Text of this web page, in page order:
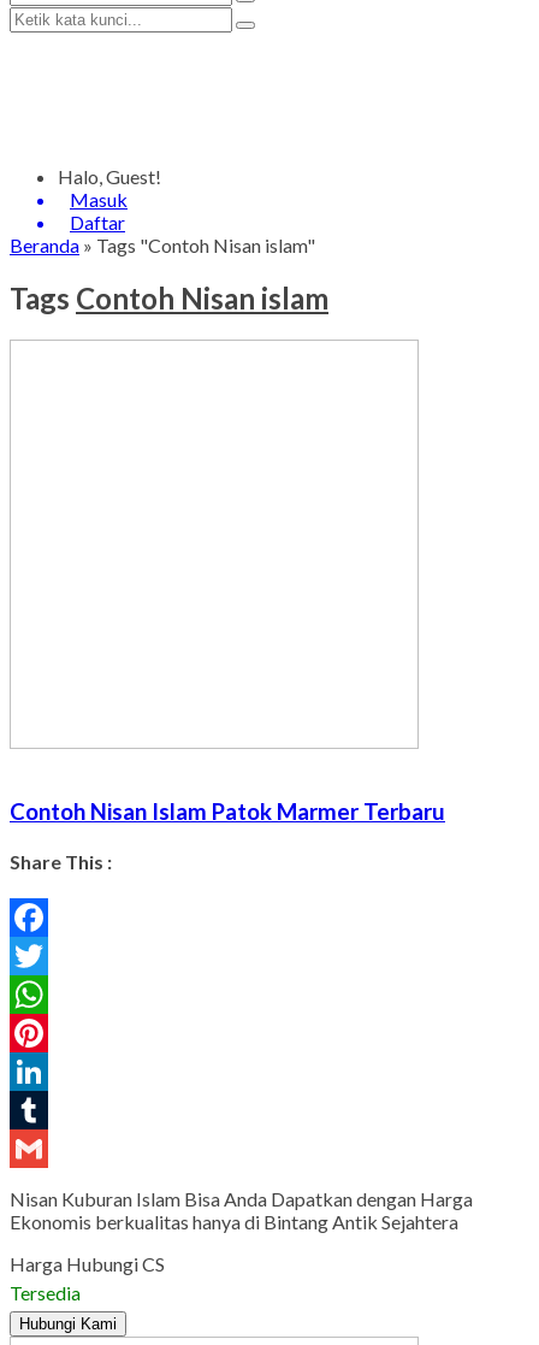
Halo, Guest!
Masuk
Daftar
Beranda » Tags "Contoh Nisan islam"
Tags Contoh Nisan islam
Contoh Nisan Islam Patok Marmer Terbaru
Share This :
Facebook
Twitter
WhatsApp
Pinterest
LinkedIn
Tumblr
Nisan Kuburan Islam Bisa Anda Dapatkan dengan Harga
Ekonomis berkualitas hanya di Bintang Antik Sejahtera
Harga Hubungi CS
Tersedia